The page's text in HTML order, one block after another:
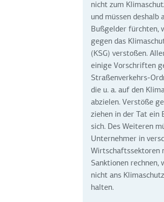
nicht zum
und müssen deshalb
Bußgelder fürchten,
gegen das
(KSG) verstoßen.
einige Vorschriften
Straßenverkehrs-
die u. a. auf den
abzielen. Verstöße
ziehen in der Tat ein
sich. Des Weiteren
Unternehmer in
Wirtschaftssektoren
Sanktionen rechnen,
nicht ans
halten.